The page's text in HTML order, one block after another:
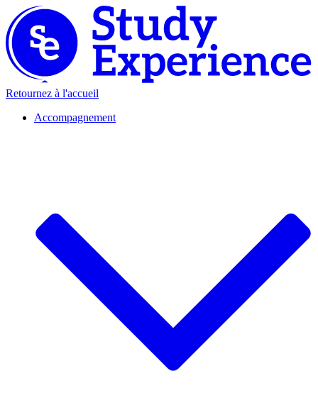
Retournez à l'accueil
Accompagnement